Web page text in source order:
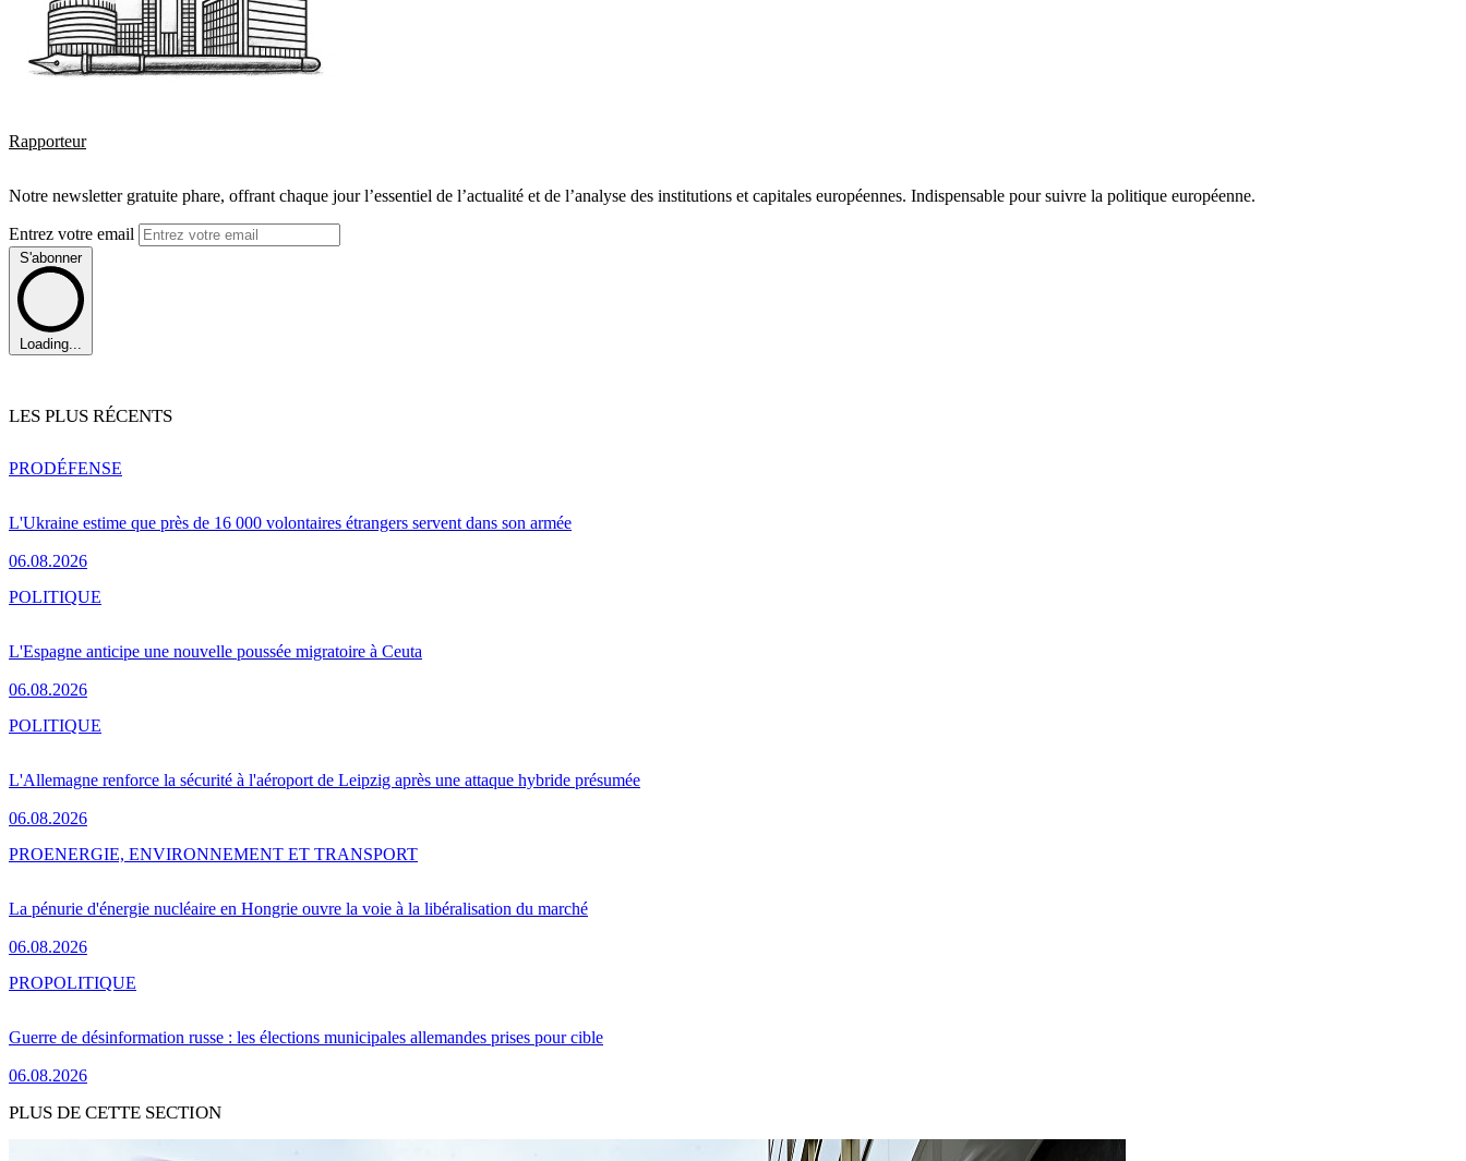
Rapporteur
Notre newsletter gratuite phare, offrant chaque jour l’essentiel de l’actualité et de l’analyse des institutions et capitales européennes. Indispensable pour suivre la politique européenne.
Entrez votre email
S'abonner
Loading...
LES PLUS RÉCENTS
L'Ukraine estime que près de 16 000 volontaires étrangers servent dans son armée
06.08.2026
PRODÉFENSE
L'Espagne anticipe une nouvelle poussée migratoire à Ceuta
06.08.2026
POLITIQUE
L'Allemagne renforce la sécurité à l'aéroport de Leipzig après une attaque hybride présumée
06.08.2026
POLITIQUE
La pénurie d'énergie nucléaire en Hongrie ouvre la voie à la libéralisation du marché
06.08.2026
PROENERGIE, ENVIRONNEMENT ET TRANSPORT
Guerre de désinformation russe : les élections municipales allemandes prises pour cible
06.08.2026
PROPOLITIQUE
PLUS DE CETTE SECTION